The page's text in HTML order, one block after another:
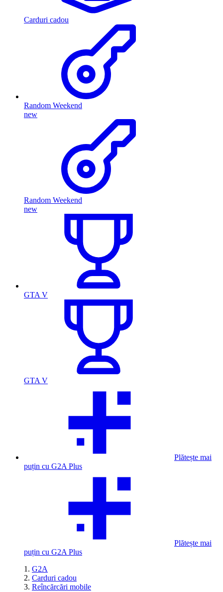
Carduri cadou
Random Weekend
new
Random Weekend
new
GTA V
GTA V
Plătește mai
puțin cu G2A Plus
Plătește mai
puțin cu G2A Plus
G2A
Carduri cadou
Reîncărcări mobile